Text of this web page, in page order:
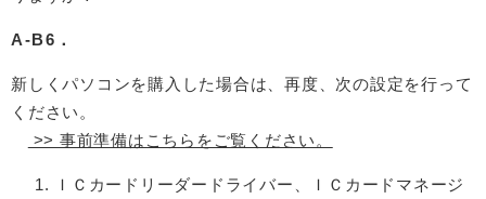
A-B6．
新しくパソコンを購入した場合は、再度、次の設定を行って
ください。
>> 事前準備はこちらをご覧ください。
ＩＣカードリーダードライバー、ＩＣカードマネージ